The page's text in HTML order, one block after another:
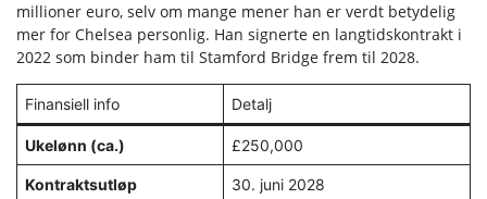
millioner euro, selv om mange mener han er verdt betydelig
mer for Chelsea personlig. Han signerte en langtidskontrakt i
2022 som binder ham til Stamford Bridge frem til 2028.
Finansiell info Detalj
Ukelønn (ca.) £250,000
Kontraktsutløp 30. juni 2028